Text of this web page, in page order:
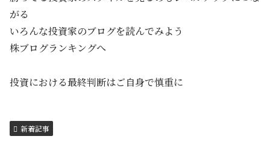
がる
いろんな投資家のブログを読んでみよう
株ブログランキングへ
投資における最終判断はご自身で慎重に
新着記事